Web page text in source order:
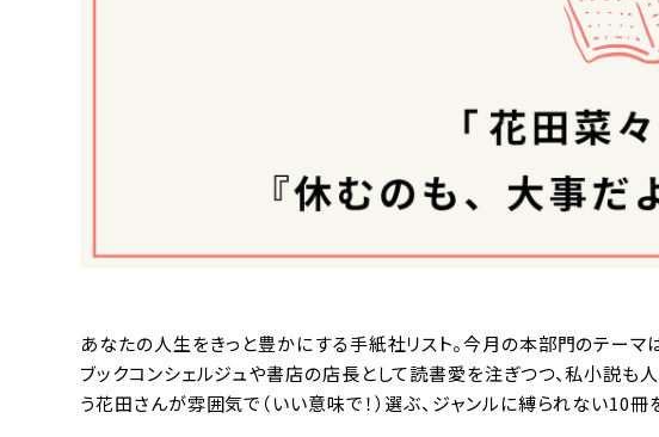
あなたの人生をきっと豊かにする手紙社リスト。今月の本部門のテーマ
ブックコンシェルジュや書店の店長として読書愛を注ぎつつ、私小説も
う花田さんが雰囲気で（いい意味で！）選ぶ、ジャンルに縛られない10冊